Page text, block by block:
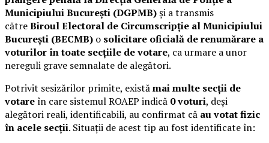
Municipiului București (DGPMB)și a transmis
cătreBiroul Electoral de Circumscripție al Municipiului
București (BECMB) o solicitare oficială de renumărare a
voturilor în toate secțiile de votare, ca urmare a unor
nereguli grave semnalate de alegători.
Potrivit sesizărilor primite, existămai multe secții de
votareîn care sistemul ROAEP indică 0 voturi, deși
alegători reali, identificabili, au confirmat că au votat fizic
în acele secții. Situații de acest tip au fost identificate în: